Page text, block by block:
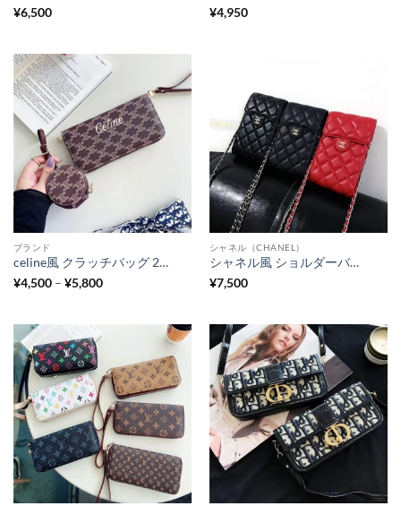
¥6,500
¥4,950
ブランド
celine風 クラッチバッグ 2way スマホポーチ 人気 メンズ レディース セリーヌ 財布 芸能人 ワイヤレス イヤホン 収納 ケース 革 エアーポッズケース 韓国 ハイ ブランド お 手頃 プレゼント
¥4,500 – ¥5,800価
¥5,800
シャネル（CHANEL）
シャネル風 ショルダーバッグ マトラッセ スマホポーチ レディース 革 CHANEL 全機種対応 スマホ保護カバー ミニバッグ ハイブランド パロディ スマホポシェット 財布 斜めがけ
¥7,500